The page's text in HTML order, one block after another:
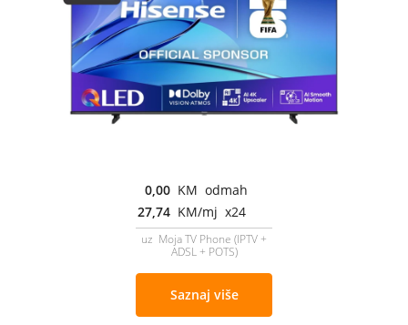
0,00 KM odmah
27,74 KM/mj x24
uz Moja TV Phone (IPTV +
ADSL + POTS)
Saznaj više